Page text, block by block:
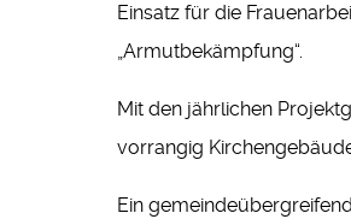
Einsatz für die
„Armutbekämpfung“.
Mit den jährlichen
vorrangig
Ein